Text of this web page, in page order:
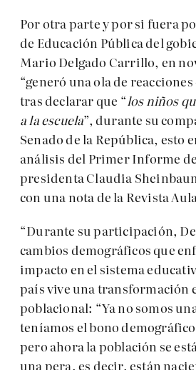
Por otra parte y por si fuera
de Educación Pública del
Mario Delgado Carrillo, en
“generó una ola de
tras declarar que “los niños
a la escuela”, durante su
Senado de la República, esto
análisis del Primer Informe
presidenta Claudia
con una nota de la Revista
“Durante su participación,
cambios demográficos que
impacto en el sistema
país vive una transformación
poblacional: “Ya no somos
teníamos el bono
pero ahora la población se
una pera, es decir, están